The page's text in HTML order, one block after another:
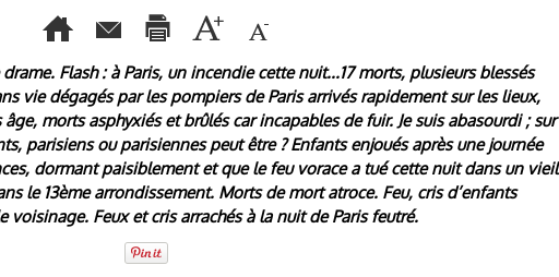
Flash : à Paris, un incendie cette nuit...17 morts, plusieurs blessés
vie dégagés par les pompiers de Paris arrivés rapidement sur les lieux,
morts asphyxiés et brûlés car incapables de fuir. Je suis abasourdi ; sur
parisiens ou parisiennes peut être ? Enfants enjoués après une journée
dormant paisiblement et que le feu vorace a tué cette nuit dans un vieil
le 13ème arrondissement. Morts de mort atroce. Feu, cris d’enfants
Feux et cris arrachés à la nuit de Paris feutré.